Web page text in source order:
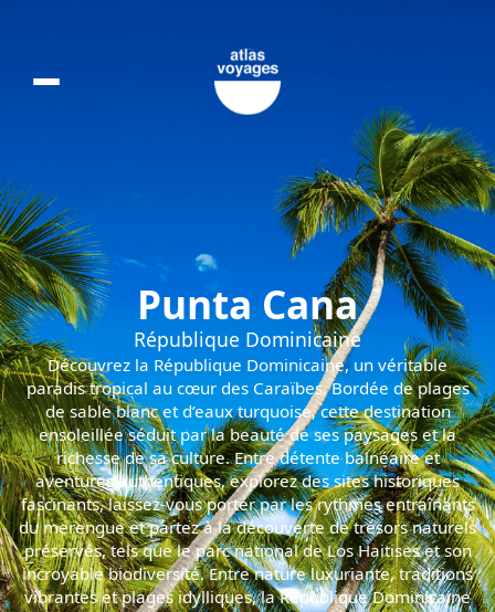
Punta
Punta Cana
République Dominicaine
Découvrez la République Dominicaine, un véritable
paradis tropical au cœur des Caraïbes. Bordée de plages
de sable blanc et d’eaux turquoise, cette destination
ensoleillée séduit par la beauté de ses paysages et la
richesse de sa culture. Entre détente balnéaire et
aventures authentiques, explorez des sites historiques
fascinants, laissez-vous porter par les rythmes entraînants
du merengue et partez à la découverte de trésors naturels
préservés, tels que le parc national de Los Haitises et son
incroyable biodiversité. Entre nature luxuriante, traditions
vibrantes et plages idylliques, la République Dominicaine